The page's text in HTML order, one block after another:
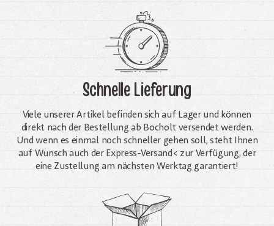
Schnelle Lieferung
Viele unserer Artikel befinden sich auf Lager und können
direkt nach der Bestellung ab Bocholt versendet werden.
Und wenn es einmal noch schneller gehen soll, steht Ihnen
auf Wunsch auch der Express-Versand< zur Verfügung, der
eine Zustellung am nächsten Werktag garantiert!